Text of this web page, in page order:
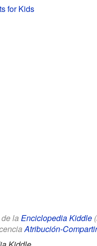
for Kids
la Enciclopedia Kiddle
Atribución-